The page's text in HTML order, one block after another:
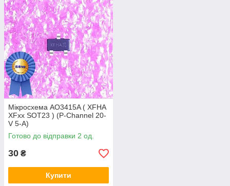
Мікросхема AO3415A ( XFHA
XFxx SOT23 ) (P-Channel 20-
V 5-A)
Готово до відправки 2 од.
30 ₴
Купити